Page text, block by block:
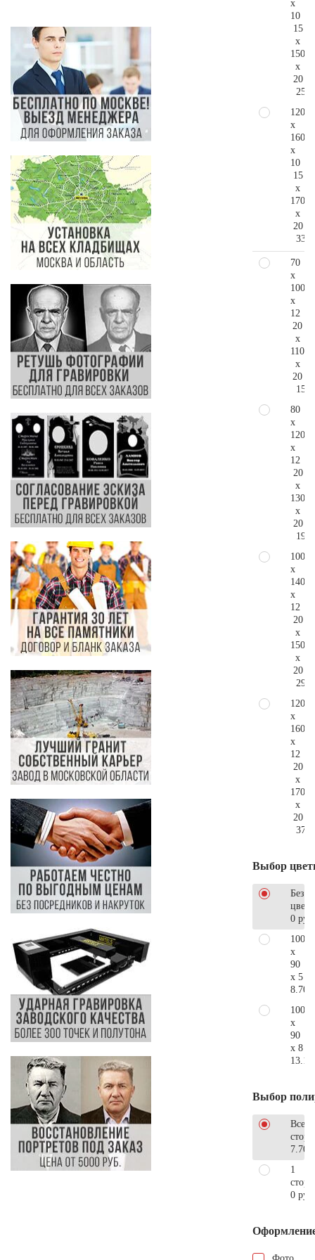
x
10
15
x
150
x
20
120
x
160
x
10
15
x
170
x
20
70
x
100
x
12
20
x
110
x
20
80
x
120
x
12
20
x
130
x
20
100
x
140
x
12
20
x
150
x
20
120
x
160
x
12
20
x
170
x
20
Выбор
Без
0 руб.
100
x
90
x 5
100
x
90
x 8
Выбор
Все
1
0 руб.